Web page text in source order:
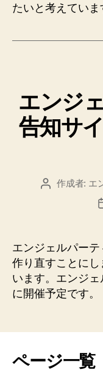
たいと考えていま
エンジ
告知サ
投 作成者: エ
エンジェルパーテ
作り直すことに
います。エンジ
に開催予定です。
ページ一覧